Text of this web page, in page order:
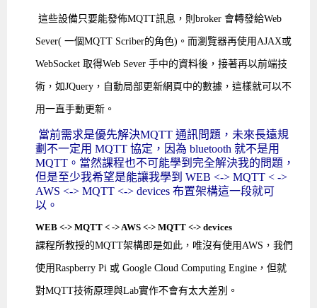
這些設備只要能發佈MQTT訊息，則broker 會轉發給Web
Sever( 一個MQTT Scriber的角色)。而瀏覽器再使用 AJAX或
WebSocket 取得Web Sever 手中的資料後，接著再以前端技
術，如JQuery，自動局部更新網頁中的數據，這樣就可以不
用一直手動更新。
當前需求是優先解決MQTT 通訊問題，未來長遠規
劃不一定用 MQTT 協定，因為 bluetooth 就不是用
MQTT。當然課程也不可能學到完全解決我的問題，
但是至少我希望是能讓我學到 WEB <-> MQTT < ->
AWS <-> MQTT <-> devices 布置架構這一段就可
以。
WEB <-> MQTT < -> AWS <-> MQTT <-> devices
課程所教授的MQTT架構即是如此，唯沒有使用AWS，我們
使用Raspberry Pi 或 Google Cloud Computing Engine，但就
對MQTT技術原理與Lab實作不會有太大差別。